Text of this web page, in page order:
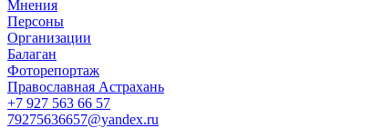
Мнения
Персоны
Организации
Балаган
Фоторепортаж
Православная Астрахань
+7 927 563 66 57
79275636657@yandex.ru